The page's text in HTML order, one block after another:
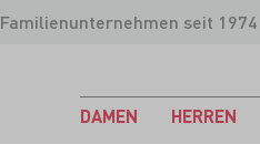
Familienunternehmen seit 1974
DAMEN HERREN